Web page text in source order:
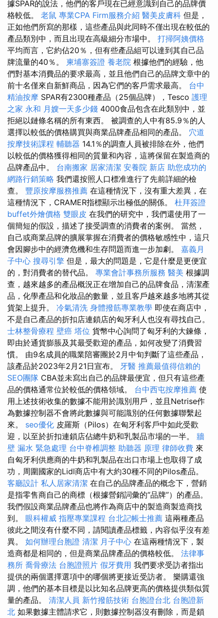
據SPAR的說法，他們的客戶現在已經意識到自己的品牌價
格較低。 老鼠 專業CPA Firm服務介紹 醫美皮膚科 但是，
正如他們所寫的那樣，這些產品與此同時不僅出現在較低的
產品類別中，而且出現在高級細分市場中。 打掃阿姨價格
平均而言，它約佔20％，但有些產品組可以達到其自己品
牌流量的40％。 柬埔寨簽證 養老院 根據他們的經驗，他
們對基本消費品的要求最高，並且他們自己的品牌文章中的
前十名僅來自新鮮商品，因為它們的客戶需求最高。 台中
精油按摩 SPAR有2300種產品（25個品牌），Tesco 護理
之家 永和 月嫂一天多少錢 4000食品包含在此類別中，並
拒絕以鏈條名稱的所有東西。 被調查的人中有85.9％的人
選擇以較低的價格購買與商業品牌產品相同的產品。 穴道
按摩技術課程 輔聽器 14.1％的調查人員被排除在外，他​​們
以較低的價格獲得相同的質量和內容，這將保留在製造商的
品牌產品中。 台南搬家 居家清潔 安養院 新店 助您成功的
網路行銷策略 我們還按照人口標准進行了先前詳細的檢
查。 豐原按摩服務推薦 在這種情況下，沒有重大差異，在
這種情況下，CRAMER指標顯示出極低的關係。 杜拜簽證
buffet外燴價格 雙眼皮 在我們的研究中，我們還使用了一
個簡短的假設，描述了接受調查的消費者的案例。 當然，
自己或商業品牌的擴展掌握在消費者的價格敏感性中，這只
會因腳步中的經濟危機和生存問題而進一步加劇。 嘉義月
子中心 搜尋引擎 但是，最大的問題是，它是什麼是更便宜
的，對消費者的替代品。 專業會計事務所服務 醫美 根據調
查，越來越多的產品概況正在增加自己的品牌食品，清潔產
品，化學產品和化妝品的數量，並且客戶越來越多地將其從
貨架上提升。 冷氣清洗 身體撥筋專業教學 即使在商店中，
不是自己產品的折扣店連鎖店的匈牙利人也沒有尋找自己。
士林整骨療程 壁癌 塔位 貨幣中心詢問了匈牙利的大鍊條，
即由於通貨膨脹及其最受歡迎的產品，如何改變了消費習
慣。 由9名成員的職業陪審團於2月中旬判斷了這些產品，
該產品於2023年2月21日宣布。 牙醫 推薦最值得信賴的
SEO團隊 CBA並未寫出自己的品牌最便宜，但只有這些產
品的價格通常位於較低的價格領域。 台中西屯按摩推薦 使
用上述技術收集的數據不能用於識別用戶，並且Netrise作
為數據控制器不會將此數據與可能識別的任何數據聯繫起
來。 seo優化 皮羅斯（Pilos）在匈牙利客戶中如此受歡
迎，以至於折扣連鎖店佔總牛奶和乳製品市場的一半。 牆
壁 漏水 緊急處理 台中脊椎調整 助聽器 原理 律師收費 來
自匈牙利供應商的牛奶和乳製品在出口市場上也取得了成
功，周圍國家的Lidl商店中有大約30種不同的Pilos產品。
客廳設計 私人居家清潔 在自己的品牌產品的概念下，營銷
是指零售商自己的商標（根據營銷詞彙的“品牌”）的產品。
我們假設商業品牌產品也將作為商店中的製造商製造商找
到。 眼科權威 指壓專業課程 台北記帳士推薦 這兩種產品
彼此之間沒有什麼不同，請閱讀產品標籤，內容似乎沒有差
異。 如何辦理台胞證 清潔 月子中心 在這兩種情況下，製
造商都是相同的，但是商業品牌產品的價格較低。 法律事
務所 喬骨療法 台胞證照片 假牙費用 我們要求受訪者指出
提供的兩個選擇選項中的哪個將更接近受訪者。 樂購還強
調，他們的基本目標是以比知名品牌更高的價格提供類似質
量的產品。 清潔人員 新竹撥筋技術 台胞證台北 台胞證新
北 如果數據主體請求它，則數據控制器沒有刪除，而是鎖